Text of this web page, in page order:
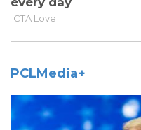
PCLMedia+